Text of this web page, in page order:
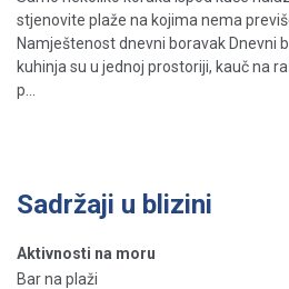
stjenovite plaže na kojima nema
Namještenost dnevni boravak Dnevni
kuhinja su u jednoj prostoriji, kauč na
p...
Sadržaji u blizini
Aktivnosti na moru
Bar na plaži